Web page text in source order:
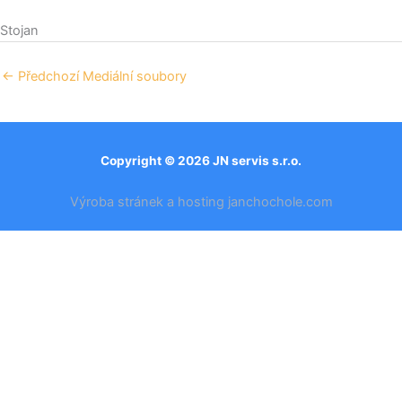
Stojan
← Předchozí Mediální soubory
Copyright © 2026 JN servis s.r.o.
Výroba stránek a hosting janchochole.com